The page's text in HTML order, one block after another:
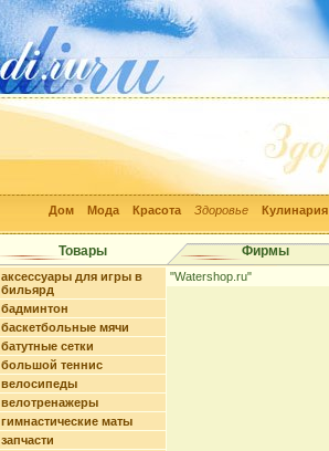
Дом Мода Красота Здоровье Кулинария
Товары Фирмы
аксессуары для игры в
бильярд
бадминтон
баскетбольные мячи
батутные сетки
большой теннис
велосипеды
велотренажеры
гимнастические маты
запчасти
"Watershop.ru"